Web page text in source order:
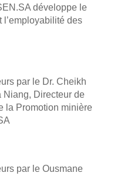
développe le
des
par le Dr. Cheikh
Niang, Directeur de
la Promotion minière
par le Ousmane